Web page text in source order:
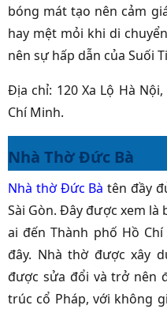
bóng mát tạo nên cảm
hay mệt mỏi khi di
nên sự hấp dẫn của Suối
Địa chỉ: 120 Xa Lộ Hà
Chí Minh.
Nhà Thờ Đức Bà
Nhà thờ Đức Bà tên đầy
Sài Gòn. Đây được xem là
ai đến Thành phố Hồ
đây. Nhà thờ được xây
được sửa đổi và trở nên
trúc cổ Pháp, với không